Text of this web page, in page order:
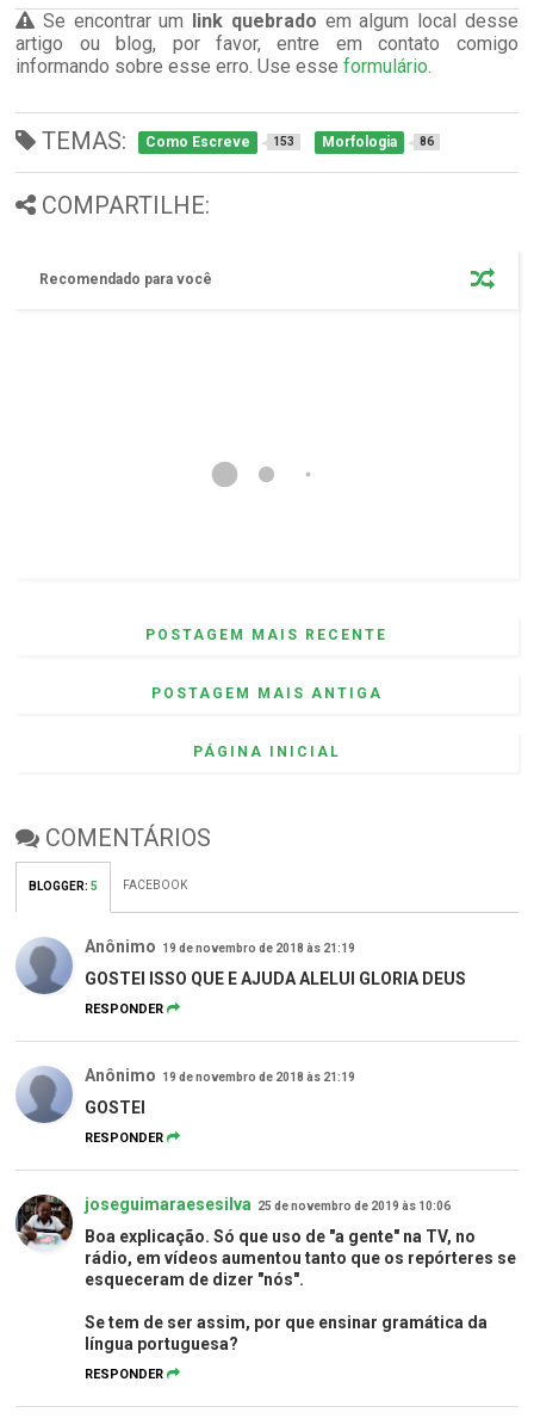
Se encontrar um link quebrado em algum local desse
artigo ou blog, por favor, entre em contato comigo
informando sobre esse erro. Use esseformulário
TEMAS: Como Escreve 153 Morfologia 86
COMPARTILHE:
Recomendado para você
POSTAGEM MAIS RECENTE
POSTAGEM MAIS ANTIGA
PÁGINA INICIAL
COMENTÁRIOS
BLOGGER:5 FACEBOOK
Anônimo 19 de novembro de 2018 às 21:19
GOSTEI ISSO QUE E AJUDA ALELUI GLORIA DEUS
RESPONDER
Anônimo 19 de novembro de 2018 às 21:19
GOSTEI
RESPONDER
joseguimaraesesilva 25 de novembro de 2019 às 10:06
Boa explicação. Só que uso de "a gente" na TV, no
rádio, em vídeos aumentou tanto que os repórteres se
esqueceram de dizer "nós".
Se tem de ser assim, por que ensinar gramática da
língua portuguesa?
RESPONDER